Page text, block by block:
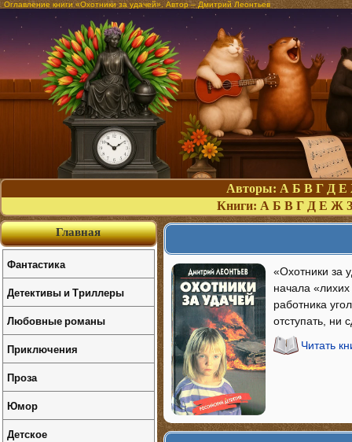
Оглавление книги «Охотники за удачей». Автор – Дмитрий Леонтьев
Авторы: А Б В Г Д Е
Книги: А Б В Г Д Е Ж З
«Охотники за
начала
работника
отступать, ни
Читать
Главная
Фантастика
Детективы и Триллеры
Любовные романы
Приключения
Проза
Юмор
Детское